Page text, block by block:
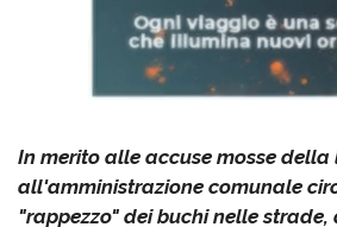
In merito alle accuse mosse della
all'amministrazione comunale
"rappezzo" dei buchi nelle